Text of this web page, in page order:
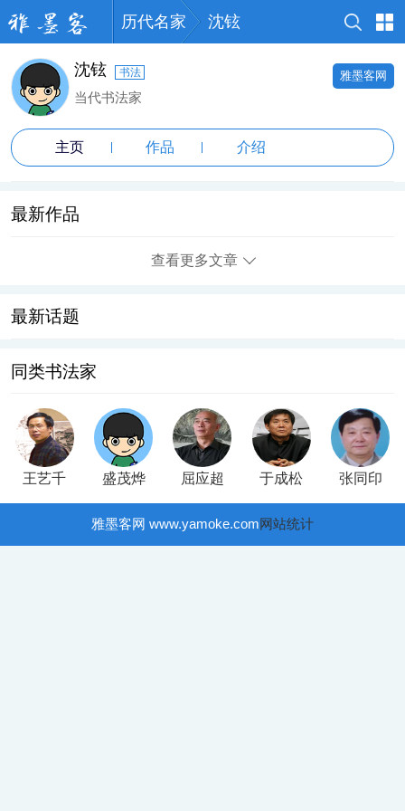
历代名家 沈铉
沈铉 书法
当代书法家
主页 作品 介绍
雅墨客网
最新作品
查看更多文章
最新话题
同类书法家
王艺千 盛茂烨 屈应超 于成松 张同印
雅墨客网 www.yamoke.com网站统计